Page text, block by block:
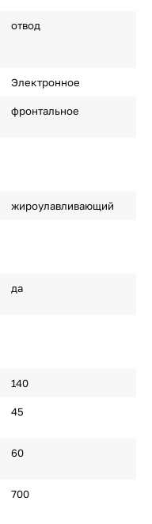
отвод
Электронное
фронтальное
жироулавливающий
да
140
45
60
700